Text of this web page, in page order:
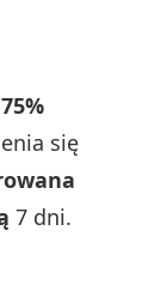
75%
się
7 dni.